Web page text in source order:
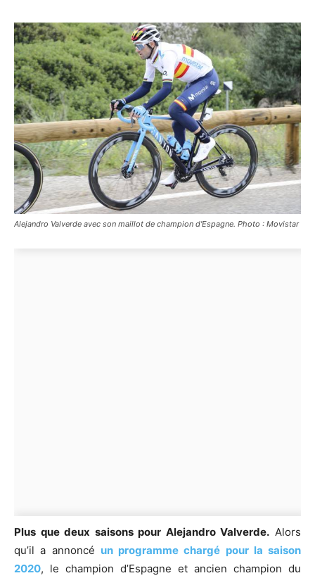
Alejandro Valverde avec son maillot de champion d'Espagne. Photo : Movistar
Plus que deux saisons pour Alejandro Valverde. Alors
qu’il a annoncé un programme chargé pour la saison
2020, le champion d’Espagne et ancien champion du